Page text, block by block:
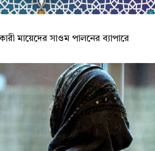
মায়েদের সাওম পালনের ব্যাপারে